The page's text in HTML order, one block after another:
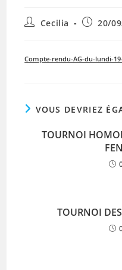
Auteur/autrice
publication :
Cecilia 20/
Compte-rendu-AG-du-lundi-
VOUS DEVRIEZ
TOURNOI
TOURNOI